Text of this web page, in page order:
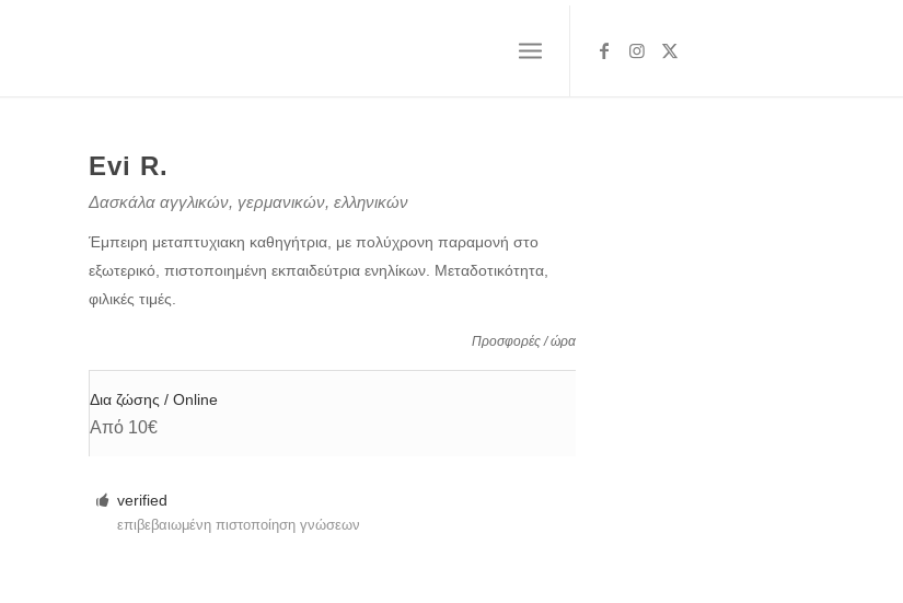
Evi R.
Δασκάλα αγγλικών, γερμανικών, ελληνικών
Έμπειρη μεταπτυχιακη καθηγήτρια, με πολύχρονη παραμονή στο
εξωτερικό, πιστοποιημένη εκπαιδεύτρια ενηλίκων. Μεταδοτικότητα,
φιλικές τιμές.
Προσφορές / ώρα
Δια ζώσης / Online
Από 10€
verified
επιβεβαιωμένη πιστοποίηση γνώσεων